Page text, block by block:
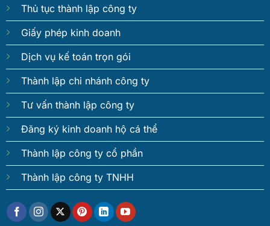
Thủ tục thành lập công ty
Giấy phép kinh doanh
Dịch vụ kế toán trọn gói
Thành lập chi nhánh công ty
Tư vấn thành lập công ty
Đăng ký kinh doanh hộ cá thể
Thành lập công ty cổ phần
Thành lập công ty TNHH